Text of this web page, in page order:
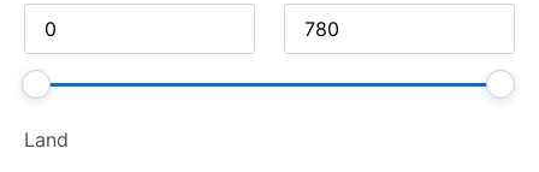
Land